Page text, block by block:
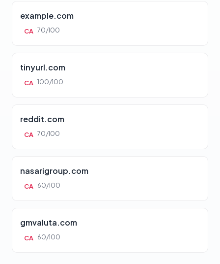
example.com
CA 70/100
tinyurl.com
CA 100/100
reddit.com
CA 70/100
nasarigroup.com
CA 60/100
gmvaluta.com
CA 60/100